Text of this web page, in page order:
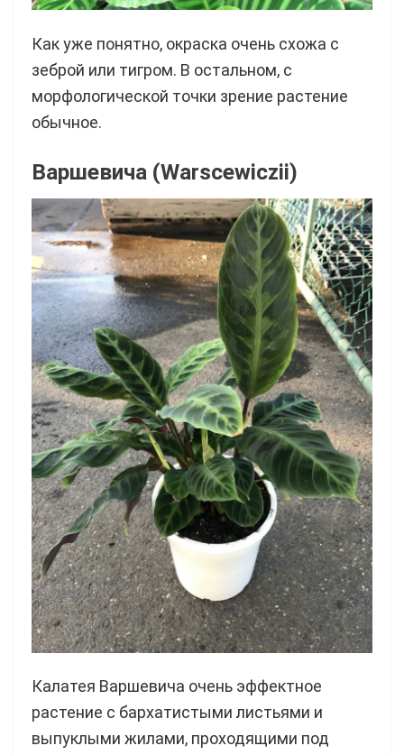
Как уже понятно, окраска очень схожа с
зеброй или тигром. В остальном, с
морфологической точки зрение растение
обычное.
Варшевича (Warscewiczii)
Калатея Варшевича очень эффектное
растение с бархатистыми листьями и
выпуклыми жилами, проходящими под